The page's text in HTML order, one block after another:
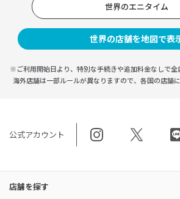
世界のエニタイム
世界の店舗を地図で表
※ご利用開始日より、特別な手続きや追加料金なしで全
海外店舗は一部ルールが異なりますので、 各国の店舗
公式アカウント
店舗を探す